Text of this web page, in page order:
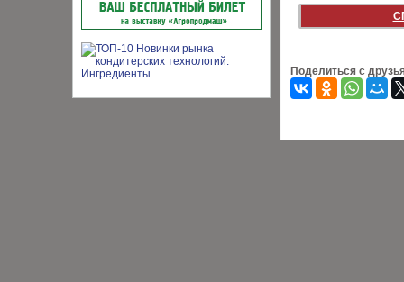
Поделиться с